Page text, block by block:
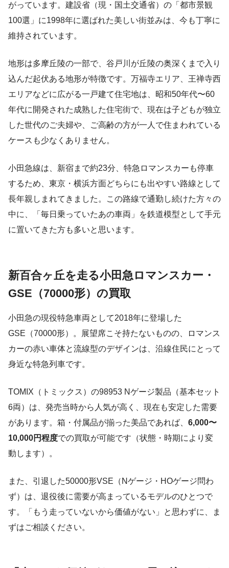
がっています。建設省（現・国土交通省）の「都市景観
100選」に1998年に選ばれた美しい街並みは、今も丁寧に
維持されています。
地形は多摩丘陵の一部で、谷戸川が丘陵の奥深くまで入り
込んだ起伏ある地形が特徴です。万福寺エリア、王禅寺西
エリアなどに広がる一戸建て住宅地は、昭和50年代〜60
年代に開発された成熟した住宅街で、現在は子どもが独立
した世代のご夫婦や、ご高齢の方が一人で住まわれている
ケースも少なくありません。
小田急線は、新宿まで約23分、特急ロマンスカーも停車
するため、東京・横浜方面どちらにも出やすい路線として
長年親しまれてきました。この路線で通勤し続けた方々の
中に、「毎日乗っていたあの車両」を鉄道模型として手元
に置いてきた方も多いと思います。
新百合ヶ丘を走る小田急ロマンスカー・
GSE（70000形）の買取
小田急の現役特急車両として2018年に登場した
GSE（70000形）。展望席こそ持たないものの、ロマンス
カーの赤い車体と流線型のデザインは、沿線住民にとって
身近な特急列車です。
TOMIX（トミックス）の98953 Nゲージ製品（基本セット
6両）は、発売当時から人気が高く、現在も安定した需要
があります。箱・付属品が揃った美品であれば、 6,000〜
10,000円程度での買取が可能です（状態・時期により変
動します）。
また、引退した50000形VSE（Nゲージ・HOゲージ問わ
ず）は、退役後に需要が高まっているモデルのひとつで
す。「もう走っていないから価値がない」と思わずに、ま
ずはご相談ください。